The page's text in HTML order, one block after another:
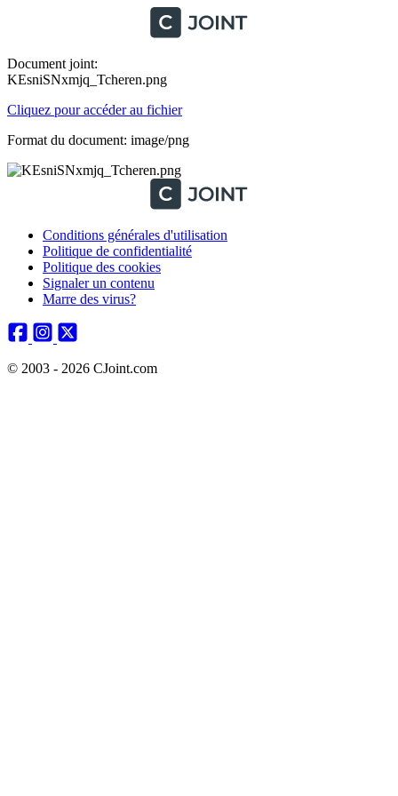
Document joint:
KEsniSNxmjq_Tcheren.png
Cliquez pour accéder au fichier
Format du document: image/png
Conditions générales d'utilisation
Politique de confidentialité
Politique des cookies
Signaler un contenu
Marre des virus?
© 2003 - 2026 CJoint.com